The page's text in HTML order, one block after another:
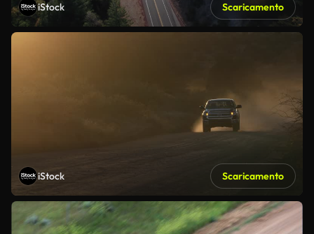
iStock Scaricamento
iStock Scaricamento